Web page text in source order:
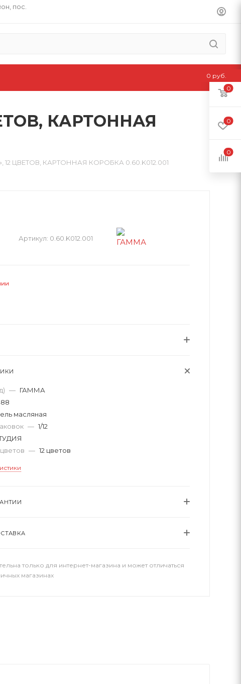
пос.
КАРТОННАЯ
ЦВЕТОВ, КАРТОННАЯ КОРОБКА 0.60.K012.001
Артикул: 0.60.K012.001
— ГАММА
масляная
— 1/12
— 12 цветов
только для интернет-магазина и может отличаться
магазинах
0
0
0
0 руб.